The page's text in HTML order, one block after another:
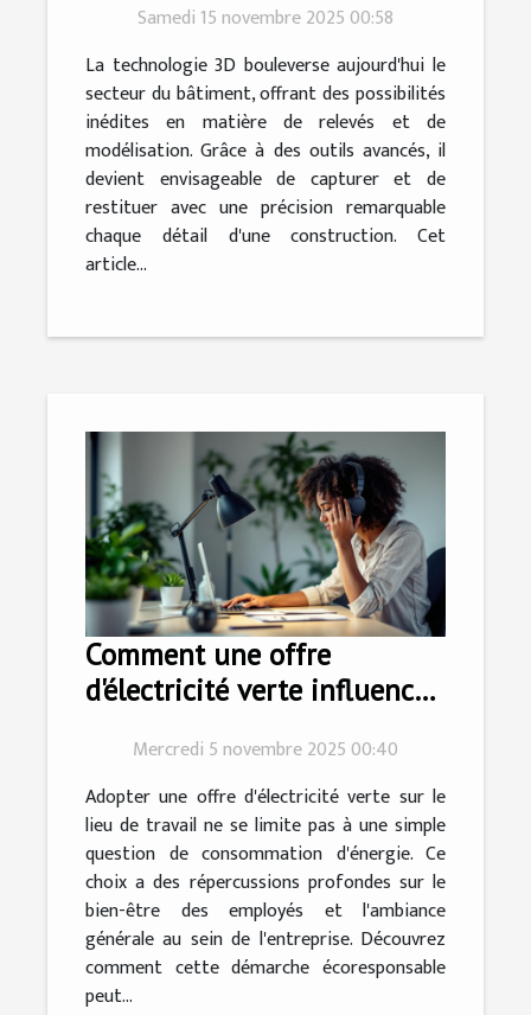
dans le bâtiment ?
Samedi 15 novembre 2025 00:58
La technologie 3D bouleverse aujourd'hui le
secteur du bâtiment, offrant des possibilités
inédites en matière de relevés et de
modélisation. Grâce à des outils avancés, il
devient envisageable de capturer et de
restituer avec une précision remarquable
chaque détail d'une construction. Cet
article...
Comment une offre
d'électricité verte influence-
employés ?
Mercredi 5 novembre 2025 00:40
Adopter une offre d'électricité verte sur le
lieu de travail ne se limite pas à une simple
question de consommation d'énergie. Ce
choix a des répercussions profondes sur le
bien-être des employés et l'ambiance
générale au sein de l'entreprise. Découvrez
comment cette démarche écoresponsable
peut...